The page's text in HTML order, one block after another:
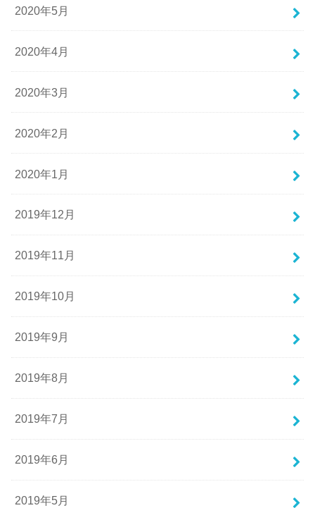
2020年5月
2020年4月
2020年3月
2020年2月
2020年1月
2019年12月
2019年11月
2019年10月
2019年9月
2019年8月
2019年7月
2019年6月
2019年5月